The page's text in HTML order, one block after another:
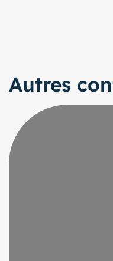
Autres